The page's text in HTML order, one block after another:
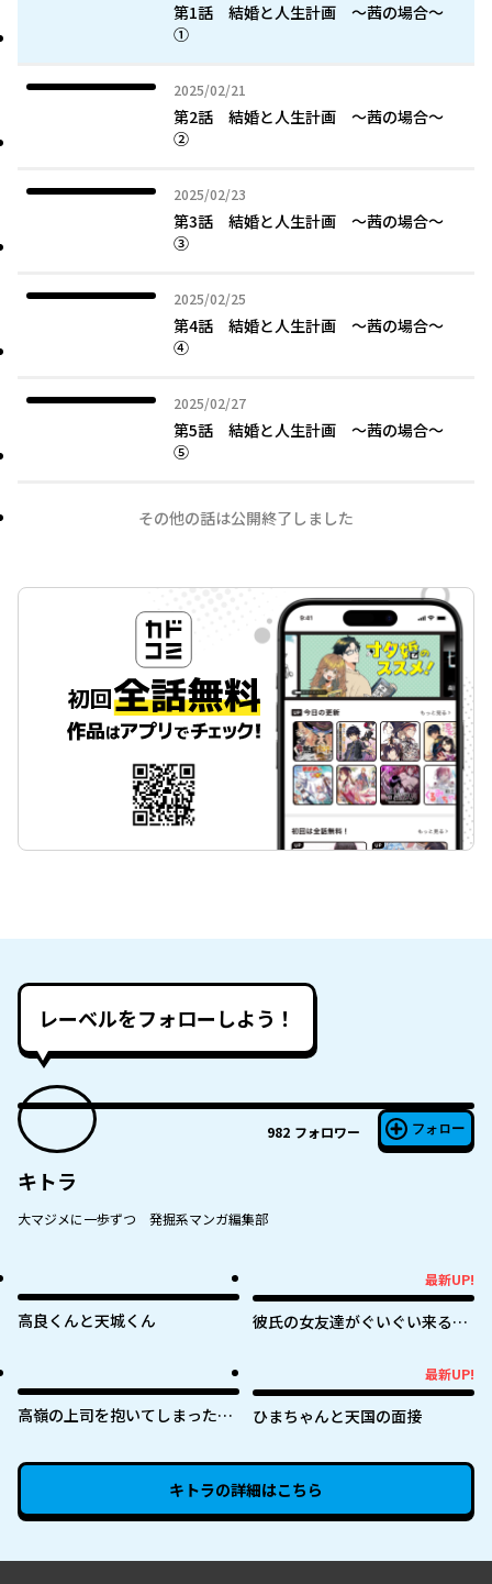
第1話 結婚と人生計画 ～茜の場合～
①
2025/02/21
2025年02月21日
第2話 結婚と人生計画 ～茜の場合～
②
2025/02/23
2025年02月23日
第3話 結婚と人生計画 ～茜の場合～
③
2025/02/25
2025年02月25日
第4話 結婚と人生計画 ～茜の場合～
④
2025/02/27
2025年02月27日
第5話 結婚と人生計画 ～茜の場合～
⑤
その他の話は公開終了しました
レーベルをフォローしよう！
982 フォロワー フォロー
キトラ
大マジメに一歩ずつ 発掘系マンガ編集部
高良くんと天城くん
最新UP!
彼氏の女友達がぐいぐい来る
高嶺の上司を抱いてしまった部
最新UP!
ひまちゃんと天国の面接
キトラの詳細はこちら